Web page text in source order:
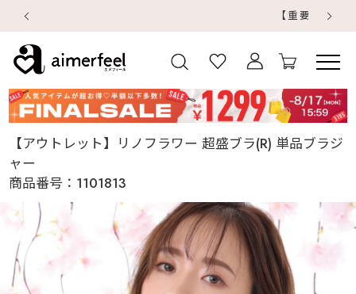
【重要】地震による配送遅延・店舗休業のお知らせ
【アウトレット】リノフラワー 超盛ブラ(R) 単品ブラジ
ャー
商品番号： 1101813